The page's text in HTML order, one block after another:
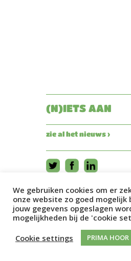
(N)IETS AAN
zie al het nieuws ›
We gebruiken cookies om er
onze website zo goed
jouw gegevens opgeslagen
mogelijkheden bij de 'cookie
Cookie settings
PRIMA HOOR